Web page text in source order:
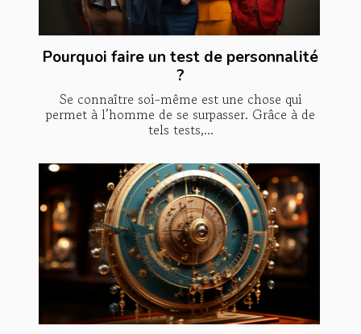
Pourquoi faire un test de personnalité
?
Se connaître soi-même est une chose qui
permet à l’homme de se surpasser. Grâce à de
tels tests,...